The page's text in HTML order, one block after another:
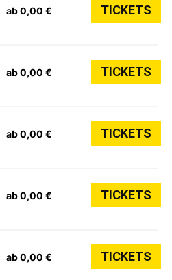
ab 0,00 € TICKETS
ab 0,00 € TICKETS
ab 0,00 € TICKETS
ab 0,00 € TICKETS
ab 0,00 € TICKETS